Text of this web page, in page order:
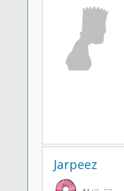
Jarpeez